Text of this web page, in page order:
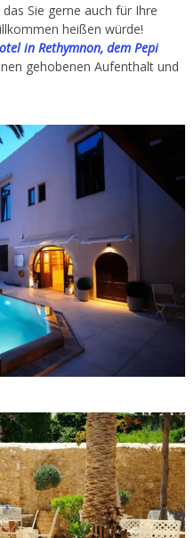
Sie gerne auch für Ihre
heißen würde!
in Rethymnon, dem Pepi
gehobenen Aufenthalt und